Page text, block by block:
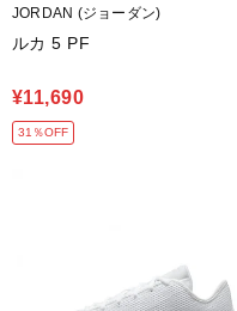
足の自然な曲線
JORDAN (ジョーダン)
ルカ 5 PF
¥11,690
31％OFF